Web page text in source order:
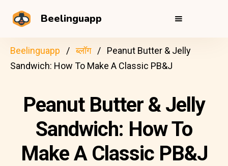
Beelinguapp
Beelinguapp ब्लॉग
Peanut Butter & Jelly
Sandwich: How To Make A Classic PB&J
Peanut Butter & Jelly
Sandwich: How To
Make A Classic PB&J